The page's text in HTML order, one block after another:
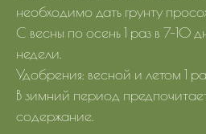
необходимо дать грунту
С весны по осень 1 раз в 7-10
недели.
Удобрения: весной и летом 1
В зимний период
содержание.